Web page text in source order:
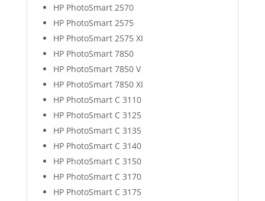
HP PhotoSmart 2570
HP PhotoSmart 2575
HP PhotoSmart 2575 XI
HP PhotoSmart 7850
HP PhotoSmart 7850 V
HP PhotoSmart 7850 XI
HP PhotoSmart C 3110
HP PhotoSmart C 3125
HP PhotoSmart C 3135
HP PhotoSmart C 3140
HP PhotoSmart C 3150
HP PhotoSmart C 3170
HP PhotoSmart C 3175